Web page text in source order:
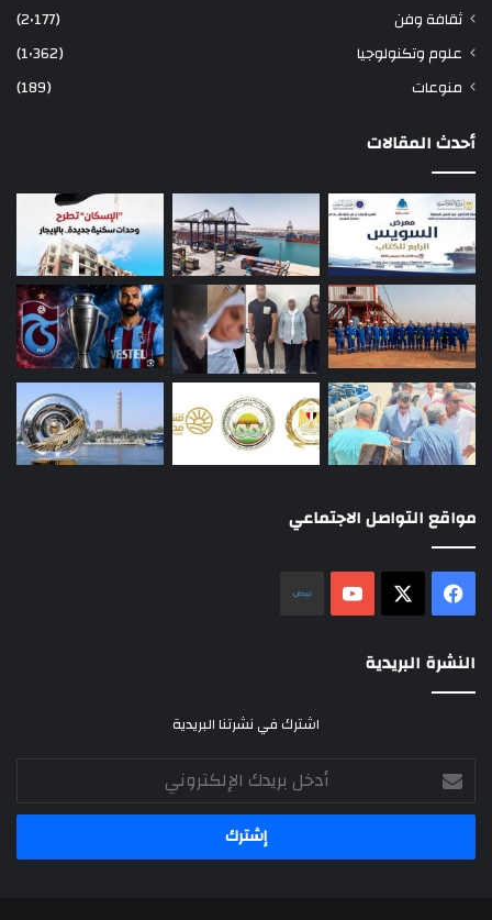
ثقافة وفن
(2٬177)
علوم وتكنولوجيا
(1٬362)
منوعات
(189)
أحدث المقالات
مواقع التواصل الاجتماعي
فيسبوك ‫YouTube
النشرة البريدية
اشترك في نشرتنا البريدية
أدخل
بريدك
الإلكتروني